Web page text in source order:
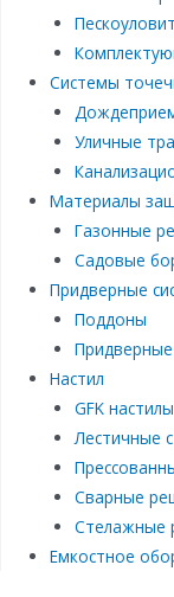
Системы
Уличные
Материалы
Газонные
Садовые
Придверные
Поддоны
Настил
GFK настилы
Лестичные
Сварные
Стелажные
Емкостное